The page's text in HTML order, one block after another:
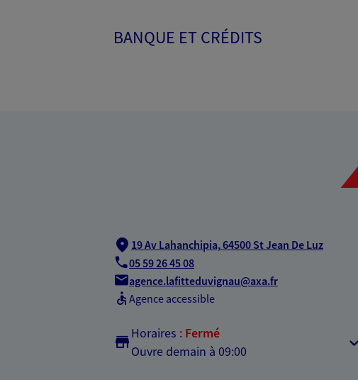
BANQUE ET CRÉDITS
19 Av Lahanchipia,64500 St Jean De Luz
05 59 26 45 08
agence.lafitteduvignau@axa.fr
Agence accessible
Horaires : Fermé
Ouvre demain à 09:00